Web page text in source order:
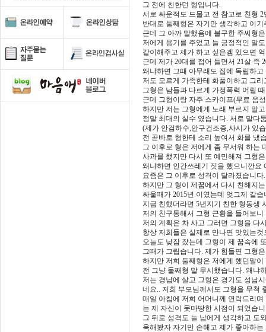
그 전에 친한던 형입니다.
서로 싸운적도 드물고 전 참고로 친형
반대로 둘째형은 자기만 생각하고 이
근데 그 아까 말했음에 불구한 주씨형
저에게 용기를 주었고 늘 긍정적인 말
같이해주고 제가 하고 싶은겜 있으면
근데 제가 20대를 접어 들면서 21살 즉
왜냐하면 그때 아무래도 집에 독립하
저도 모르게 가족한테 화풀이하고 그
그형은 남들과 다르게 가정폭력 어릴
근데 그형이랑 자주 스카이프(무료 음
하지만 저는 그형에게 노래 부르지 말
정말 최대의 실수 였습니다. 서로 말다
(제가 안검하수,안구건조증,사시가 있
전 곧바로 형한테 소리 높여서 화를 냈
그 이후로 형은 저에게 좀 무서워 하는
사과를 했지만 다시 또 예민해져 그형
왜냐하면 인간쓰레기 짓을 했으니깐요
요즘은 그 이후로 성격이 달라졌습니
하지만 그 형이 제꿈에서 다시 친해지
싸울때가 2015년 이였는데 엊그제 같
지금 친했더라면 5년지기 친한 형동생
저의 친구통해서 그형 근황을 들어보
저의 계획은 차 사고 그러면 그형을 다
항상 저희들은 실제로 만나면 맛있는
오늘도 낮잠 잤는데 그형이 제 꿈속에
그때가 그립습니다. 제가 힘들면 그형
하지만 저희 둘째형은 저에게 했던말
전 그냥 둘째형 말 무시했습니다. 왜냐
저는 경남에 살고 그형은 경기도 성남
네요.. 저희 부모님께서도 그형을 무척
매일 아침에 저희 어머니께 연락드리
는 제 자신이 못마땅한 시점이 되었습
그 뒤로 성격도 늘 남에게 생각하고 도
욱해봤자 자기만 손해고 제가 좋아하